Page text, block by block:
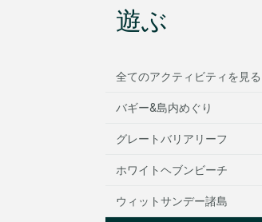
遊ぶ
全てのアクティビティを見る
バギー&島内めぐり
グレートバリアリーフ
ホワイトヘブンビーチ
ウィットサンデー諸島